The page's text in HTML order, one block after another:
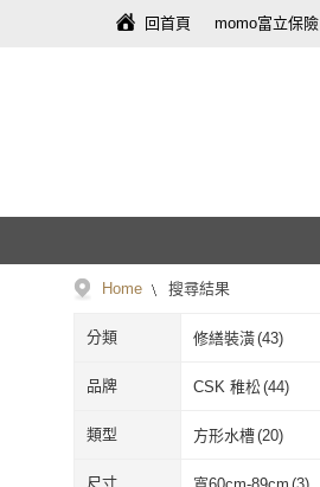
回首頁 momo富立保險
Home 搜尋結果
分類 修繕裝潢(43)
品牌 CSK 稚松 (44)
CSK 稚松
類型 方形水槽(20)
家用型(1)
方形水槽 (20)
尺寸 寬60cm-89cm (3)